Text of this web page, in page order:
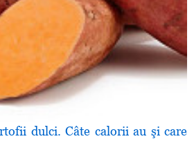
dulci. Câte calorii au şi care